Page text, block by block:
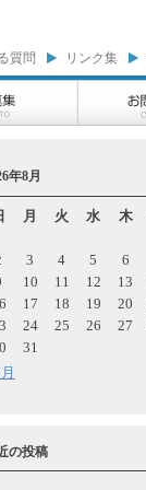
質問 リンク集
年8月
月 火 水 木
3 4 5 6
10 11 12 13
17 18 19 20
24 25 26 27
31
の投稿